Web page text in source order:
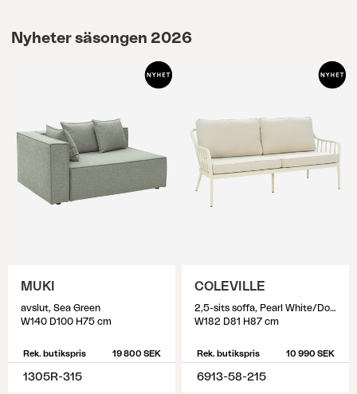
Nyheter säsongen 2026
MUKI
avslut, Sea Green
W140 D100 H75 cm
Rek. butikspris 19 800 SEK
1305R-315
COLEVILLE
2,5-sits soffa, Pearl White/Dot Beige
W182 D81 H87 cm
Rek. butikspris 10 990 SEK
6913-58-215